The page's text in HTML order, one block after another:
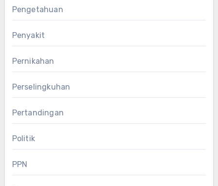
Pengetahuan
Penyakit
Pernikahan
Perselingkuhan
Pertandingan
Politik
PPN